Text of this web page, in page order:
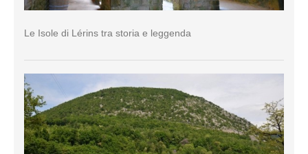
Le Isole di Lérins tra storia e leggenda